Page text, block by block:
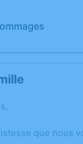
que nous